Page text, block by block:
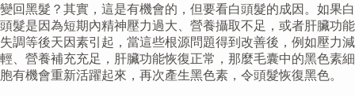
變回黑髮？其實，這是有機會的，但要看白頭髮的成因。如果白
頭髮是因為短期內精神壓力過大、營養攝取不足，或者肝臟功能
失調等後天因素引起，當這些根源問題得到改善後，例如壓力減
輕、營養補充充足，肝臟功能恢復正常，那麼毛囊中的黑色素細
胞有機會重新活躍起來，再次產生黑色素，令頭髮恢復黑色。